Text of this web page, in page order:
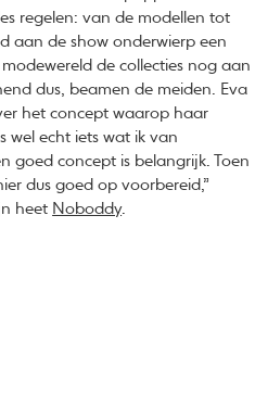
regelen: van de modellen tot
aan de show onderwierp een
de collecties nog aan
dus, beamen de meiden. Eva
het concept waarop haar
wel echt iets wat ik van
goed concept is belangrijk. Toen
dus goed op voorbereid,”
heet Noboddy.